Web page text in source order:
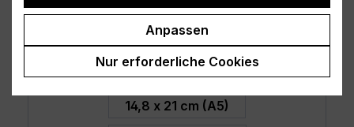
Poster - Dear Santa ...
auswählen
14,8 x 21 cm (A5)
Anpassen
Nur erforderliche Cookies